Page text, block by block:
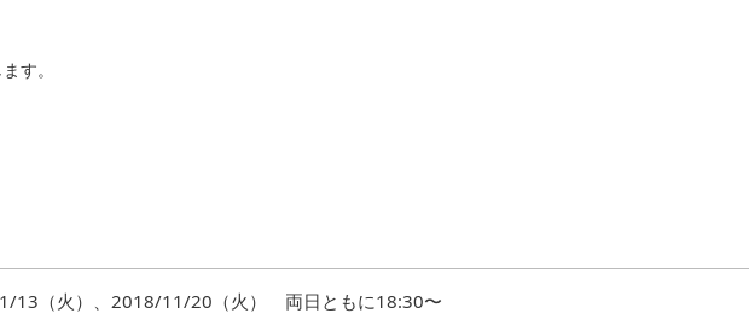
す。
13（火）、2018/11/20（火） 両日ともに18:30〜